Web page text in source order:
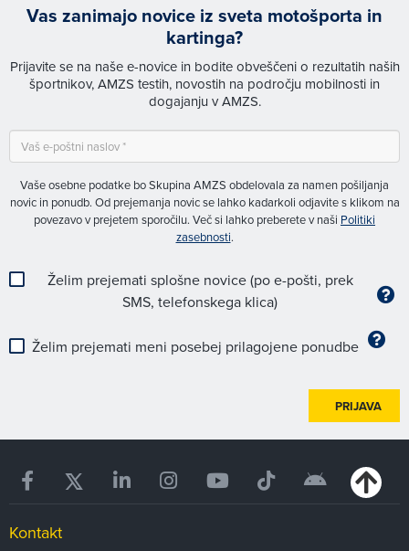
Vas zanimajo novice iz sveta motošporta in
kartinga?
Prijavite se na naše e-novice in bodite obveščeni o rezultatih naših
športnikov, AMZS testih, novostih na področju mobilnosti in
dogajanju v AMZS.
Vaše osebne podatke bo Skupina AMZS obdelovala za namen pošiljanja
novic in ponudb. Od prejemanja novic se lahko kadarkoli odjavite s klikom na
povezavo v prejetem sporočilu. Več si lahko preberete v naši Politiki
zasebnosti.
Želim prejemati splošne novice (po e-pošti, prek
SMS, telefonskega klica)
Želim prejemati meni posebej prilagojene ponudbe
PRIJAVA
Kontakt